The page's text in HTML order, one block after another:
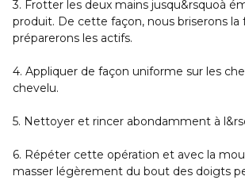
3. Frotter les deux mains jusqu&rsquoà
produit. De cette façon, nous briserons
préparerons les actifs.
4. Appliquer de façon uniforme sur les
chevelu.
5. Nettoyer et rincer abondamment à
6. Répéter cette opération et avec la
masser légèrement du bout des doigts